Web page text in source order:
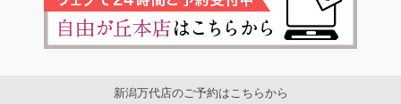
新潟万代店のご予約はこちらから